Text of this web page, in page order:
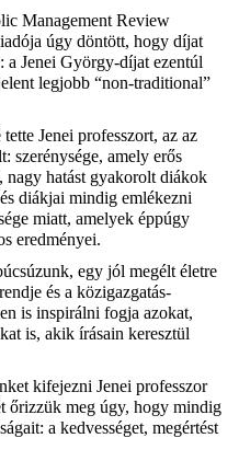
Management Review
úgy döntött, hogy díjat
a Jenei György-díjat ezentúl
legjobb “non-traditional”
Jenei professzort, az az
szerénysége, amely erős
nagy hatást gyakorolt diákok
diákjai mindig emlékezni
miatt, amelyek éppúgy
eredményei.
egy jól megélt életre
és a közigazgatás-
is inspirálni fogja azokat,
is, akik írásain keresztül
kifejezni Jenei professzor
őrizzük meg úgy, hogy mindig
a kedvességet, megértést